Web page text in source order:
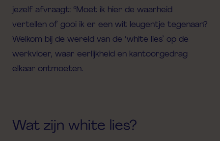
jezelf afvraagt: “Moet ik hier de waarheid
vertellen of gooi ik er een wit leugentje tegenaan?
Welkom bij de wereld van de ‘white lies’ op de
werkvloer, waar eerlijkheid en kantoorgedrag
elkaar ontmoeten.
Wat zijn white lies?